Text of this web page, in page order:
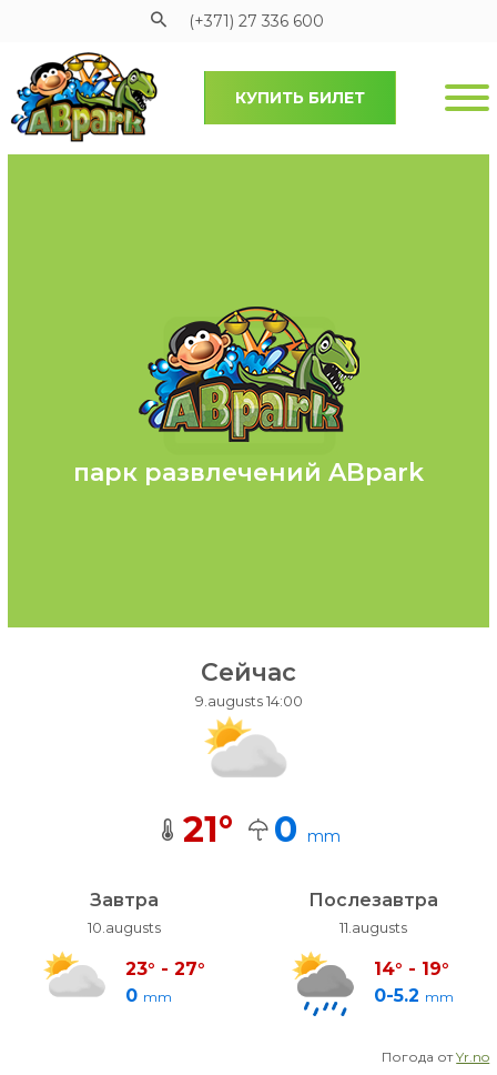
Pāriet uz galveno saturu
(+371) 27 336 600
КУПИТЬ БИЛЕТ
парк развлечений ABpark
Сейчас
9.augusts 14:00
21° 0 mm
Завтра
10.augusts
23° - 27°
0 mm
Послезавтра
11.augusts
14° - 19°
0-5.2 mm
Погода отYr.no